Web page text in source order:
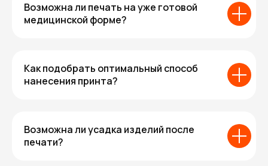
Возможна ли печать на уже готовой
медицинской форме?
Как подобрать оптимальный способ
нанесения принта?
Возможна ли усадка изделий после
печати?